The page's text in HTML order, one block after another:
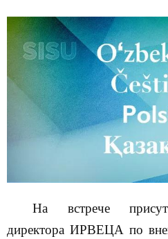
На встрече
директора ИРВЕЦАпо